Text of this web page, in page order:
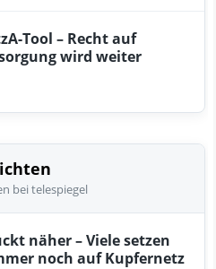
Tool – Recht auf
wird weiter
bei telespiegel
näher – Viele setzen
noch auf Kupfernetz